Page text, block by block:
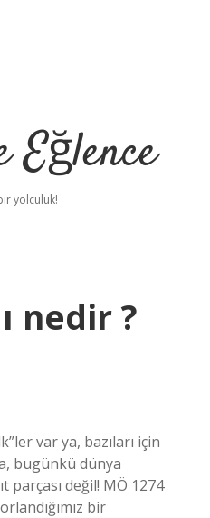
Eğlence
yolculuk!
nedir ?
var ya, bazıları için
bugünkü dünya
parçası değil! MÖ 1274
bir